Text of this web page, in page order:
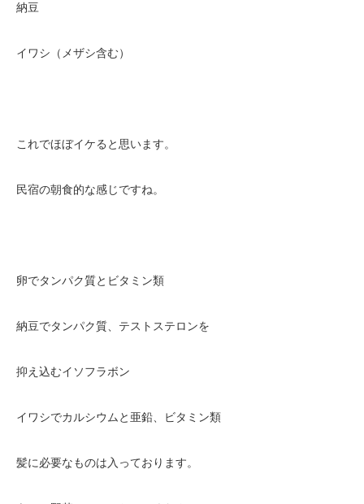
納豆
イワシ（メザシ含む）
これでほぼイケると思います。
民宿の朝食的な感じですね。
卵でタンパク質とビタミン類
納豆でタンパク質、テストステロンを
抑え込むイソフラボン
イワシでカルシウムと亜鉛、ビタミン類
髪に必要なものは入っております。